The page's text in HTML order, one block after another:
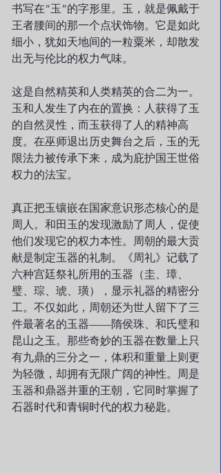
书写在“玉”的字形里。玉，就是佩戴于
王者腰间的那一个点状饰物。它是如此
细小，犹如天地间的一粒粟米，却散发
出无与伦比的权力气味。
这是自然精英和人类精英的合二为一。
玉和人发生了内在的置换：人获得了玉
的自然灵性，而玉获得了人的精神高
度。在巫师退出历史舞台之后，玉的无
限法力被传承下来，成为庇护国王世俗
权力的法宝。
真正把玉镶嵌在国家意识形态核心的是
周人。和田玉的发现激励了周人，促使
他们发现它的权力本性。周朝的最大贡
献是制定玉器的礼制。《周礼》记载了
六种宫廷祭礼所用的玉器（圭、璋、
璧、琮、琥、璜），显示礼器的精密分
工。不仅如此，周朝还为世人留下了三
件最著名的玉器——隋侯珠、和氏璧和
昆山之玉。那些奇妙的玉器在数量上只
有九鼎的三分之一，体积和重量上则更
为轻微，却拥有无限广阔的神性。周是
玉器和鼎器并重的王朝，它同时掌握了
石器时代和青铜时代的权力秘匙。